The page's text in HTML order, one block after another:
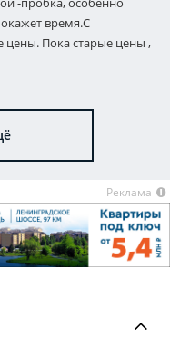
время.С
цены. Пока старые цены ,
Реклама